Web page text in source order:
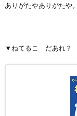
ありがたやありがたや。
▼ねてるこ だあれ？